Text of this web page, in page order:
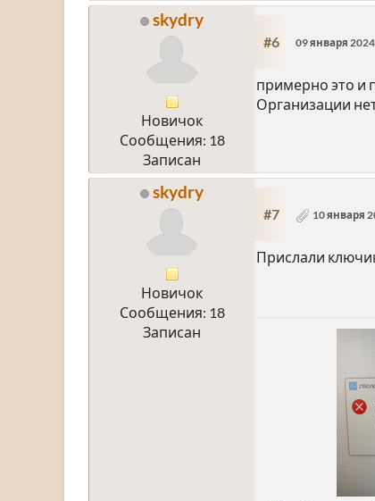
skydry
Новичок
Сообщения: 18
Записан
#6 09 января
примерно это и
Организации
skydry
Новичок
Сообщения: 18
Записан
#7 10 января
Прислали